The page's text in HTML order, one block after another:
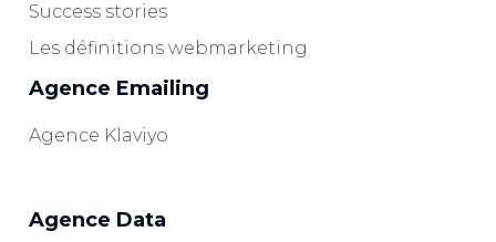
Success stories
Les définitions webmarketing
Agence Emailing
Agence Klaviyo
Agence Data